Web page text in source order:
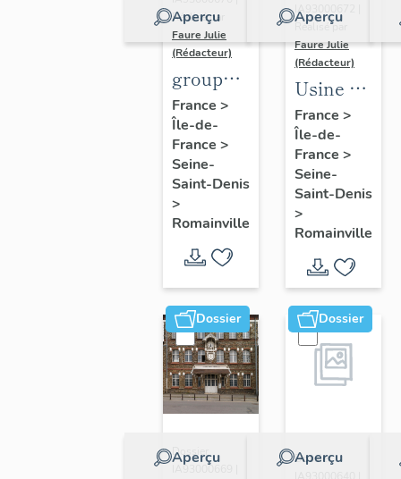
Aperçu
Réalisé par
Faure Julie
(Rédacteur)
groupe
scolaire
Charcot-
Barbusse
France >
Île-de-
France >
Seine-
Saint-Denis
>
Romainville
Aperçu
IA93000672 |
Réalisé par
Faure Julie
(Rédacteur)
Usine de
produits
Roussel-
Uclaf,
puis
Sanofi-
Aventis
France >
Île-de-
France >
Seine-
Saint-Denis
>
Romainville
Dossier
Aperçu
Dossier
IA93000669 |
Dossier
Aperçu
Dossier